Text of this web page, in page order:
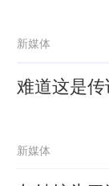
新媒体
难道这是
新媒体